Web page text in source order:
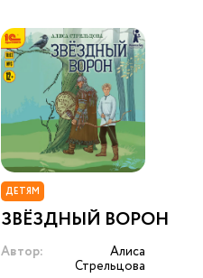
ДЕТЯМ
ЗВЁЗДНЫЙ ВОРОН
Автор:
Алиса
Стрельцова